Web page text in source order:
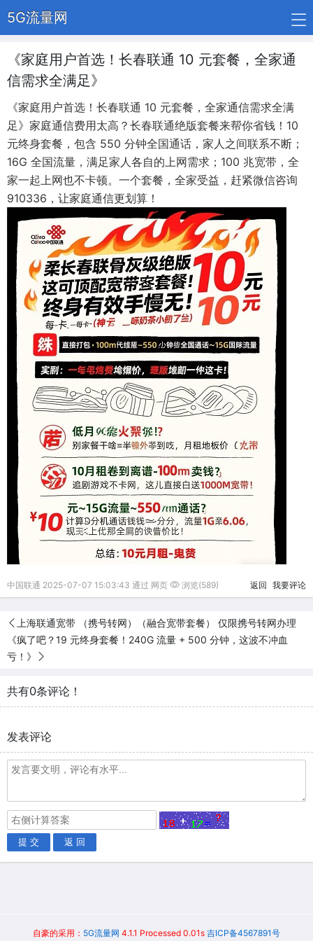
5G流量网
《家庭用户首选！长春联通 10 元套餐，全家通
信需求全满足》
《家庭用户首选！长春联通 10 元套餐，全家通信需求全满
足》​家庭通信费用太高？长春联通绝版套餐来帮你省钱！10
元终身套餐，包含 550 分钟全国通话，家人之间联系不断；
16G 全国流量，满足家人各自的上网需求；100 兆宽带，全
家一起上网也不卡顿。一个套餐，全家受益，赶紧微信咨询
910336，让家庭通信更划算！
中国联通 2025-07-07 15:03:43 通过 网页 浏览(589) 返回 我要评论
上海联通宽带 （携号转网）（融合宽带套餐） 仅限携号转网办理
《疯了吧？19 元终身套餐！240G 流量 + 500 分钟，这波不冲血
亏！》​
共有0条评论！
发表评论
提 交 返 回
自豪的采用： 5G流量网 4.1.1 Processed 0.01s 吉ICP备4567891号